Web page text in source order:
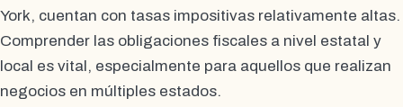
York, cuentan con tasas impositivas relativamente altas.
Comprender las obligaciones fiscales a nivel estatal y
local es vital, especialmente para aquellos que realizan
negocios en múltiples estados.